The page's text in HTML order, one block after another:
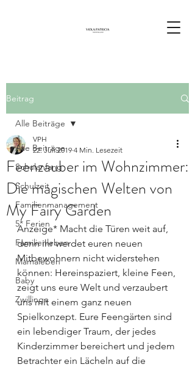
Beitrag
Alle Beiträge
Schulanfang
Schulzeit
Familienmanagement
5* Ferien
Familienleben
Mamaleben
Baby
Zwillinge
Alle Beiträge
Feenzauber im Wohnzimmer:
Die magischen Welten von
My Fairy Garden
VPH
22. Juli 2019 4 Min. Lesezeit
Anzeige* Macht die Türen weit auf,
denn ihr werdet euren neuen
Mitbewohnern nicht widerstehen
können: Hereinspaziert, kleine Feen,
zeigt uns eure Welt und verzaubert
uns mit einem ganz neuen
Spielkonzept. Eure Feengärten sind
ein lebendiger Traum, der jedes
Kinderzimmer bereichert und jedem
Betrachter ein Lächeln auf die